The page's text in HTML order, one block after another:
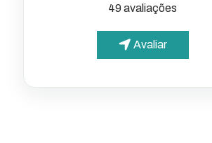
49 avaliações
Avaliar